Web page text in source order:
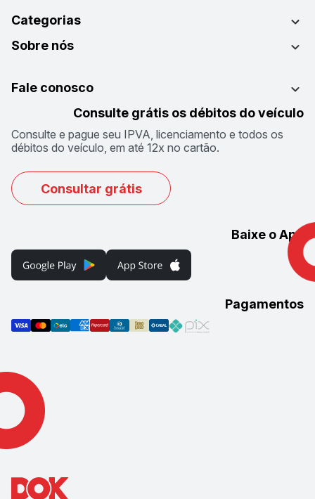
Categorias
Sobre nós
Fale conosco
Consulte grátis os débitos do veículo
Consulte e pague seu IPVA, licenciamento e todos os
débitos do veículo, em até 12x no cartão.
Consultar grátis
Baixe o App
Pagamentos